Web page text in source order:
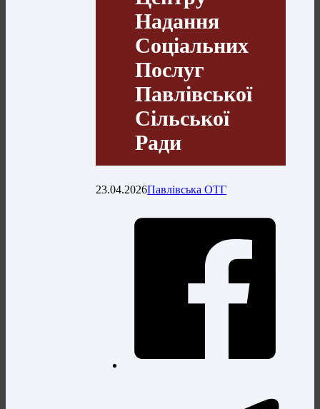
Надання
Соціальних
Послуг
Павлівської
Сільської
Ради
23.04.2026Павлівська ОТГ